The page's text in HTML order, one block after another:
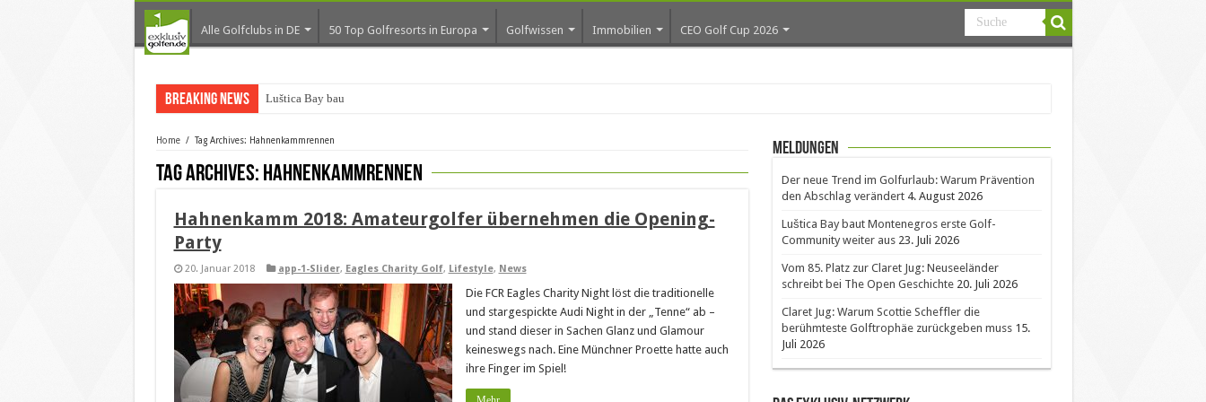
Alle Golfclubs in DE 50 Top Golfresorts in Europa Golfwissen Immobilien CEO Golf Cup 2026
Breaking News Luštica Bay baut Monten
Home / Tag Archives: Hahnenkammrennen
Tag Archives: Hahnenkammrennen
Hahnenkamm 2018: Amateurgolfer übernehmen die Opening-
Party
20. Januar 2018 app-1-Slider, Eagles Charity Golf, Lifestyle, News
Die FCR Eagles Charity Night löst die traditionelle
und stargespickte Audi Night in der „Tenne“ ab –
und stand dieser in Sachen Glanz und Glamour
keineswegs nach. Eine Münchner Proette hatte auch
ihre Finger im Spiel!
Meldungen
Der neue Trend im Golfurlaub: Warum Prävention
den Abschlag verändert 4. August 2026
Luštica Bay baut Montenegros erste Golf-
Community weiter aus 23. Juli 2026
Vom 85. Platz zur Claret Jug: Neuseeländer
schreibt bei The Open Geschichte 20. Juli 2026
Claret Jug: Warum Scottie Scheffler die
berühmteste Golftrophäe zurückgeben muss 15.
Juli 2026